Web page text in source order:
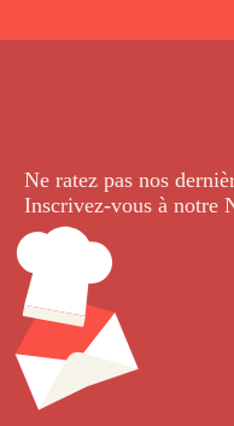
Ne ratez pas nos
Inscrivez-vous à notre